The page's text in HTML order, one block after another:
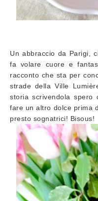
Un abbraccio da Parigi,
fa volare cuore e
racconto che sta per
strade della Ville
storia scrivendola spero
fare un altro dolce prima
presto sognatrici! Bisous!